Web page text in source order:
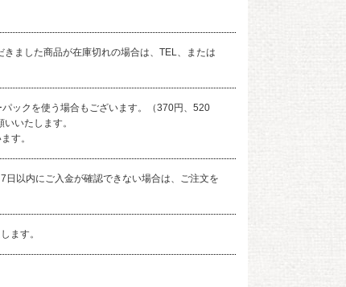
ました商品が在庫切れの場合は、TEL、または
ックを使う場合もございます。（370円、520
いたします。
す。
以内にご入金が確認できない場合は、ご注文を
ます。